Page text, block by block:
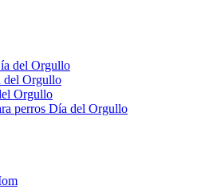
del Orgullo
del Orgullo
Orgullo
perros Día del Orgullo